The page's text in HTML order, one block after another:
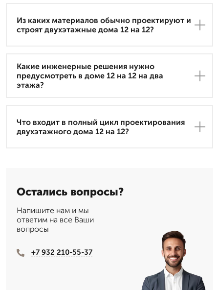
Из каких материалов обычно проектируют и
строят двухэтажные дома 12 на 12?
Какие инженерные решения нужно
предусмотреть в доме 12 на 12 на два
этажа?
Что входит в полный цикл проектирования
двухэтажного дома 12 на 12?
Остались вопросы?
Напишите нам и мы
ответим на все Ваши
вопросы
+7 932 210-55-37